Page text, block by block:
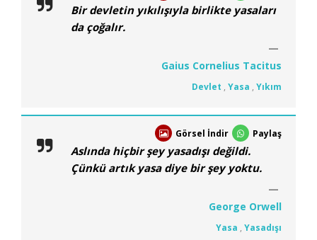
Bir devletin yıkılışıyla birlikte yasaları
da çoğalır.
Gaius Cornelius Tacitus
Devlet , Yasa , Yıkım
Görsel İndir Paylaş
Aslında hiçbir şey yasadışı değildi.
Çünkü artık yasa diye bir şey yoktu.
George Orwell
Yasa , Yasadışı